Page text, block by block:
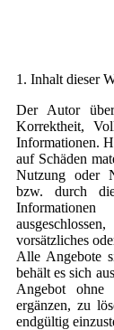
1. Inhalt dieser
Der Autor
Korrektheit,
Informationen.
auf Schäden
Nutzung oder
bzw. durch
vorsätzliches
Alle Angebote
behält es sich
Angebot ohne
ergänzen, zu
endgültig